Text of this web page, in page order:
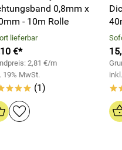
Flachdächern,
das permanent
mit, haftet
Abdichtung
ist sehr einfach zu
0,8mm x
- 10m Rolle
lieferbar
€*
2,81 €/m
19% MwSt.
(1)